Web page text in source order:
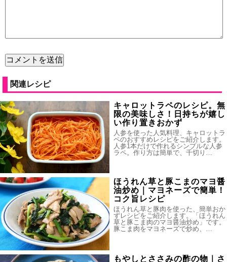
関連レシピ
キャロットラペのレシピ。無
限の美味しさ！日持ちが嬉し
い作り置きおかず
人参を使った人気料理、キャロットラ
ペのおすすめレシピをご紹介します。
人参1本だけで作れるシンプルな人参
ラペ。作り方は簡単で、千切り…
ほうれん草と豚こまのマヨ醤
油炒め｜マヨネーズで簡単！
コク旨レシピ
ほうれん草と豚肉を使った、簡単おか
ずレシピをご紹介します。「ほうれん
草と豚こま肉のマヨ醤油炒め」です。
豚こま肉をマヨネーズで炒め、…
もやしとささみの酢の物｜さ